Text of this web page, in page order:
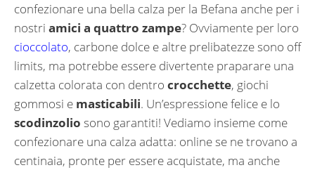
confezionare una bella calza per la Befana anche per i
nostri amici a quattro zampe? Ovviamente per loro
cioccolato, carbone dolce e altre prelibatezze sono off
limits, ma potrebbe essere divertente praparare una
calzetta colorata con dentro crocchette, giochi
gommosi e masticabili. Un’espressione felice e lo
scodinzolio sono garantiti! Vediamo insieme come
confezionare una calza adatta: online se ne trovano a
centinaia, pronte per essere acquistate, ma anche